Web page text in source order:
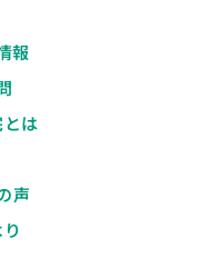
報
は
声